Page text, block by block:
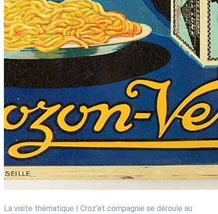
La visite thématique I Croz’et compagnie se déroule au